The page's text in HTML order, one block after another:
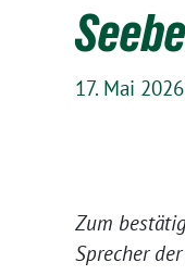
17. Mai 2026
Zum
Sprecher